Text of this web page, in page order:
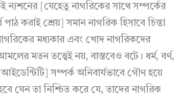
ন্যশনের [যেহেতু নাগরিকের সাথে সম্পর্কের
পাঠ করাই শ্রেয়] সমান নাগরিক হিসাবে চিন্তা
মধ্যকার এবং খোদ নাগরিকদের
মতন তত্ত্বেই নয়, বাস্তবেও বটে। ধর্ম, বর্ণ,
সম্পর্ক অনিবার্যভাবে গৌণ হয়ে
যেন তা নিশ্চিত করে যে, তাদের নাগরিক